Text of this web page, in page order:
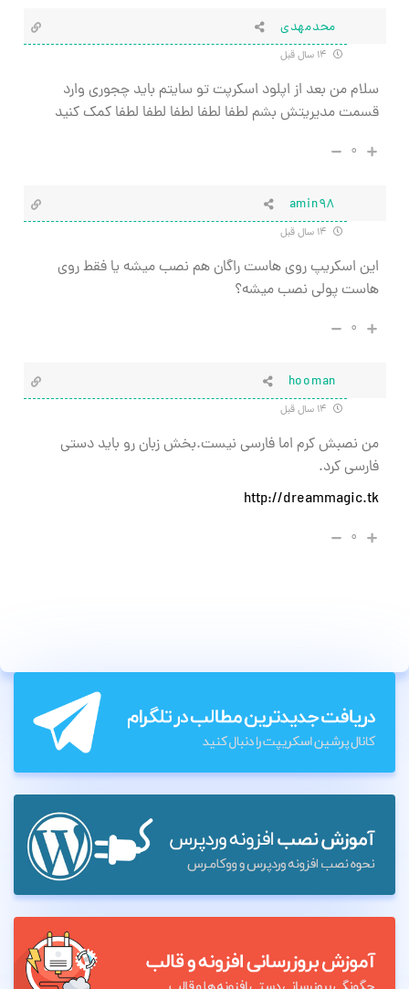
محدمهدی
سلام من بعد از اپلود اسکرپت تو سایتم باید چجوری وارد
قسمت مدیریتش بشم لطفا لطفا لطفا لطفا لطفا کمک کنید
۰
amin98
این اسکریپ روی هاست راگان هم نصب میشه یا فقط روی
هاست پولی نصب میشه؟
۰
hooman
من نصبش کرم اما فارسی نیست.بخش زبان رو باید دستی
فارسی کرد.
http://dreammagic.tk
۰